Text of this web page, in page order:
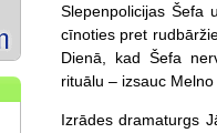
Slepenpolicijas Šefa
cīnoties pret
Dienā, kad Šefa
rituālu – izsauc Melno
Izrādes dramaturgs